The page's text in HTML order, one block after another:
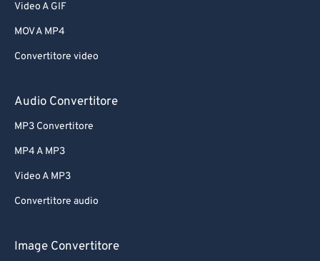
Video A GIF
MOV A MP4
Convertitore video
Audio Convertitore
MP3 Convertitore
MP4 A MP3
Video A MP3
Convertitore audio
Image Convertitore